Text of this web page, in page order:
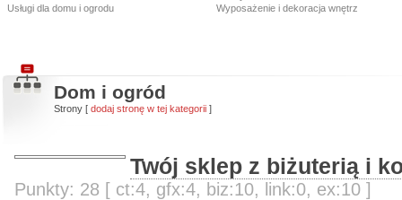
Usługi dla domu i ogrodu
Wyposażenie i dekoracja wnętrz
Dom i ogród
Strony [ dodaj stronę w tej kategorii ]
Twój sklep z biżuterią i
Punkty: 28 [ ct:4, gfx:4, biz:10, link:0, ex:10 ]